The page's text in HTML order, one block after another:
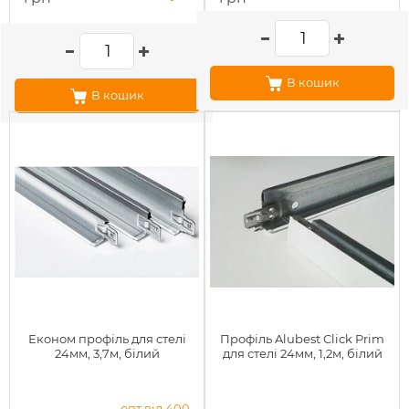
В кошик
В кошик
Економ профіль для стелі
24мм, 3,7м, білий
Профіль Alubest Click Prim
для стелі 24мм, 1,2м, білий